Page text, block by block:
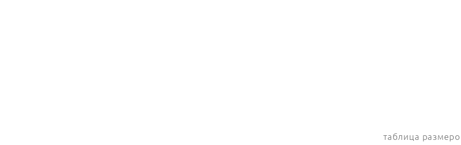
таблица